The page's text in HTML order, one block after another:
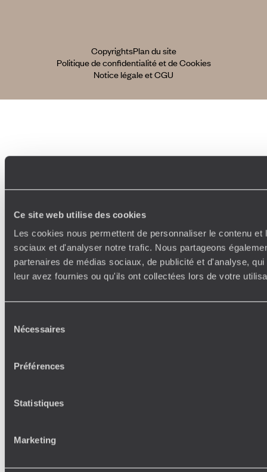
Ce site web utilise des cookies
Les cookies nous permettent de personnaliser le contenu
sociaux et d'analyser notre trafic. Nous partageons
partenaires de médias sociaux, de publicité et d'analyse,
leur avez fournies ou qu'ils ont collectées lors de votre
Nécessaires
Préférences
Statistiques
Marketing
CopyrightsPlan du site
Politique de confidentialité et de Cookies
Notice légale et CGU